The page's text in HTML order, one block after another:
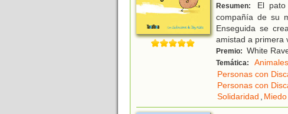
Resumen:
El
compañía de su
Enseguida se
amistad a primera
Premio: White
Temática:
Personas con
Personas con
Solidaridad , Miedo